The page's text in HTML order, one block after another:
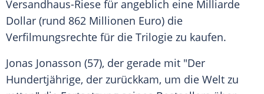
Versandhaus-Riese für angeblich eine Milliarde
Dollar (rund 862 Millionen Euro) die
Verfilmungsrechte für die Trilogie zu kaufen.
Jonas Jonasson (57), der gerade mit "Der
Hundertjährige, der zurückkam, um die Welt zu